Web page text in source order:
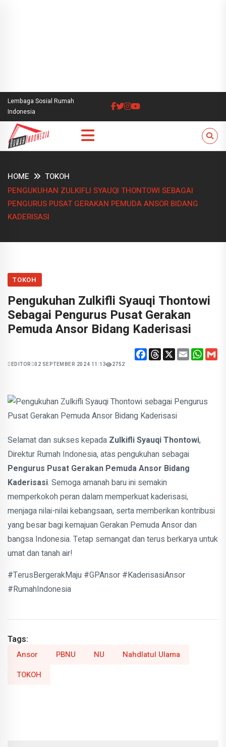
Lembaga Sosial Rumah
Indonesia
HOME
TOKOH
PENGUKUHAN ZULKIFLI SYAUQI THONTOWI SEBAGAI
PENGURUS PUSAT GERAKAN PEMUDA ANSOR BIDANG
KADERISASI
TOKOH
Pengukuhan Zulkifli Syauqi Thontowi
Sebagai Pengurus Pusat Gerakan
Pemuda Ansor Bidang Kaderisasi
EDITOR 02 SEPTEMBER 2024 11:13 2752
Facebook
Threads
X Email
Selamat dan sukses kepada Zulkifli Syauqi Thontowi,
Direktur Rumah Indonesia, atas pengukuhan sebagai
Pengurus Pusat Gerakan Pemuda Ansor Bidang
Kaderisasi. Semoga amanah baru ini semakin
memperkokoh peran dalam memperkuat kaderisasi,
menjaga nilai-nilai kebangsaan, serta memberikan kontribusi
yang besar bagi kemajuan Gerakan Pemuda Ansor dan
bangsa Indonesia. Tetap semangat dan terus berkarya untuk
umat dan tanah air!
#TerusBergerakMaju #GPAnsor #KaderisasiAnsor
#RumahIndonesia
Tags:
Ansor PBNU NU
Nahdlatul Ulama
TOKOH